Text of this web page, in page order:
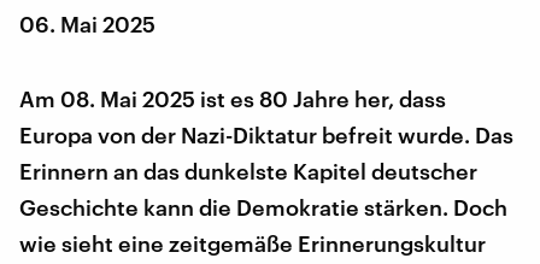
06. Mai 2025
Am 08. Mai 2025 ist es 80 Jahre her, dass
Europa von der Nazi-Diktatur befreit wurde. Das
Erinnern an das dunkelste Kapitel deutscher
Geschichte kann die Demokratie stärken. Doch
wie sieht eine zeitgemäße Erinnerungskultur